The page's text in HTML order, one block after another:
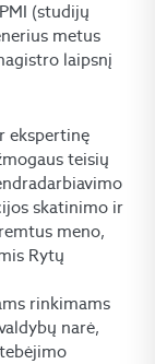
(studijų
metus
laipsnį
ekspertinę
teisių
skatinimo ir
meno,
Rytų
rinkimams
narė,